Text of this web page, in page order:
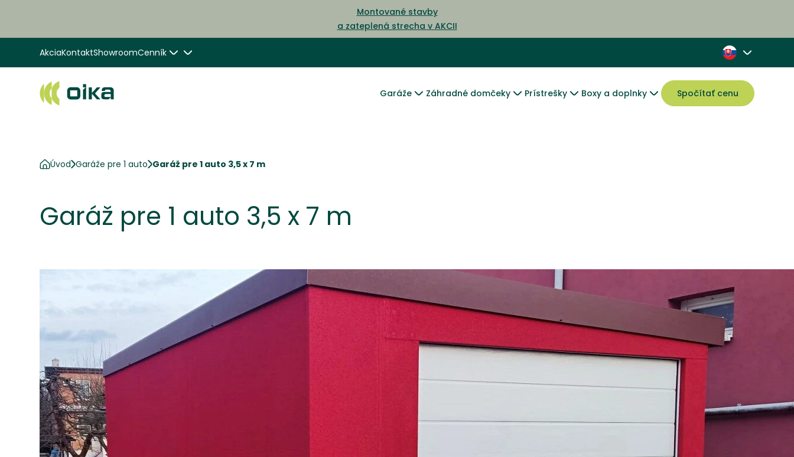
Montované stavby
a zateplená strecha v AKCII
AkciaKontaktShowroomCenník
Garáže Záhradné domčeky Prístrešky Boxy a doplnky Spočítať cenu
Úvod Garáže pre 1 auto Garáž pre 1 auto 3,5 x 7 m
Garáž pre 1 auto 3,5 x 7 m